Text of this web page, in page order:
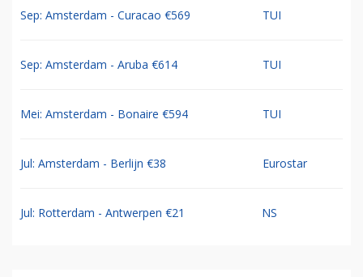
Sep: Amsterdam - Curacao €569 TUI
Sep: Amsterdam - Aruba €614 TUI
Mei: Amsterdam - Bonaire €594 TUI
Jul: Amsterdam - Berlijn €38 Eurostar
Jul: Rotterdam - Antwerpen €21 NS